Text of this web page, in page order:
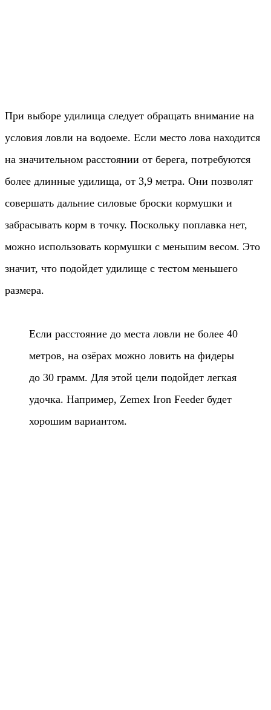
При выборе удилища следует обращать внимание на
условия ловли на водоеме. Если место лова находится
на значительном расстоянии от берега, потребуются
более длинные удилища, от 3,9 метра. Они позволят
совершать дальние силовые броски кормушки и
забрасывать корм в точку. Поскольку поплавка нет,
можно использовать кормушки с меньшим весом. Это
значит, что подойдет удилище с тестом меньшего
размера.
Если расстояние до места ловли не более 40
метров, на озёрах можно ловить на фидеры
до 30 грамм. Для этой цели подойдет легкая
удочка. Например, Zemex Iron Feeder будет
хорошим вариантом.